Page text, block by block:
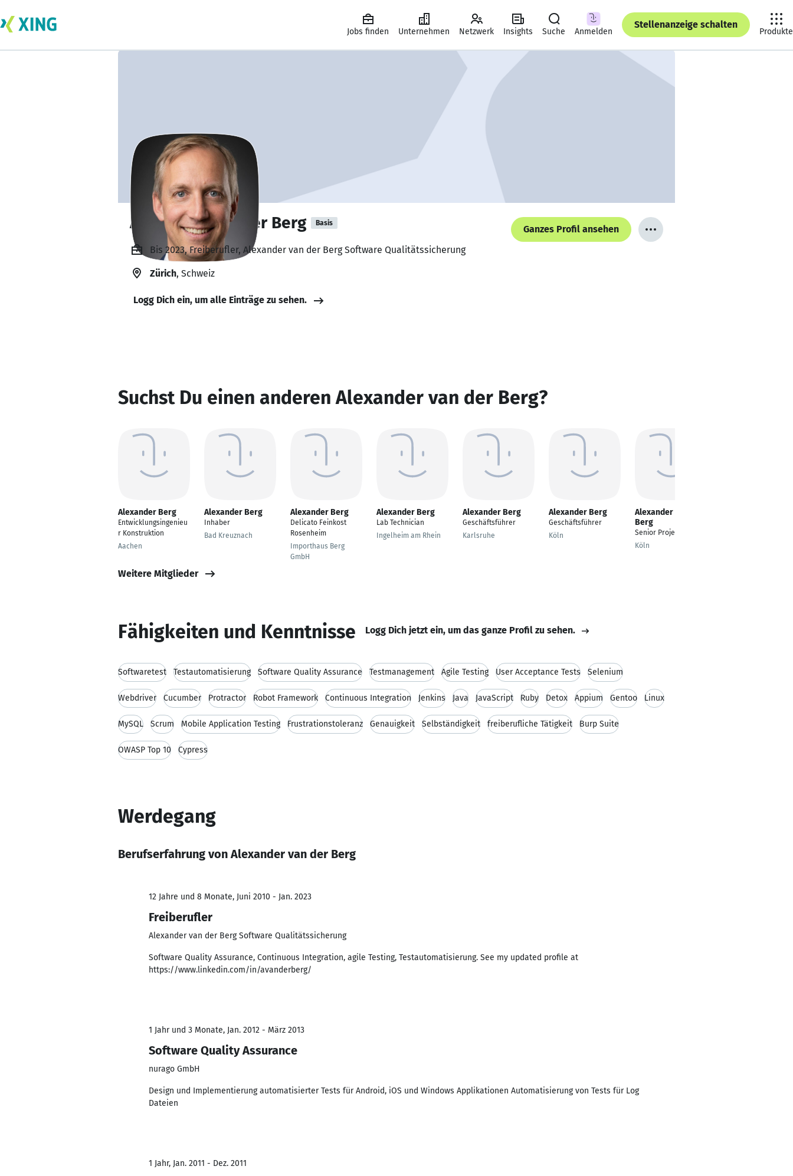
Jobs finden Unternehmen Netzwerk Insights Suche Anmelden
Stellenanzeige schalten
Produkte
Alexander van der Berg Basis
Ganzes Profil ansehen
Bis 2023, Freiberufler, Alexander van der Berg Software Qualitätssicherung
Zürich, Schweiz
Logg Dich ein, um alle Einträge zu sehen.
Suchst Du einen anderen Alexander van der Berg?
Alexander Berg
Entwicklungsingenieu
r Konstruktion
Aachen
Alexander Berg
Inhaber
Bad Kreuznach
Alexander Berg
Delicato Feinkost
Rosenheim
Importhaus Berg
GmbH
Alexander Berg
Lab Technician
Ingelheim am Rhein
Alexander Berg
Geschäftsführer
Karlsruhe
Alexander Berg
Geschäftsführer
Köln
Alexander vom
Berg
Senior Projektleiter
Köln
Weitere Mitglieder
Fähigkeiten und Kenntnisse Logg Dich jetzt ein, um das ganze Profil zu sehen.
Softwaretest Testautomatisierung Software Quality Assurance Testmanagement Agile Testing User Acceptance Tests Selenium
Webdriver Cucumber Protractor Robot Framework Continuous Integration Jenkins Java JavaScript Ruby Detox Appium Gentoo Linux
MySQL Scrum Mobile Application Testing Frustrationstoleranz Genauigkeit Selbständigkeit freiberufliche Tätigkeit Burp Suite
OWASP Top 10 Cypress
Werdegang
Berufserfahrung von Alexander van der Berg
12 Jahre und 8 Monate, Juni 2010 - Jan. 2023
Freiberufler
Alexander van der Berg Software Qualitätssicherung
Software Quality Assurance, Continuous Integration, agile Testing, Testautomatisierung. See my updated profile at
https://www.linkedin.com/in/avanderberg/
1 Jahr und 3 Monate, Jan. 2012 - März 2013
Software Quality Assurance
nurago GmbH
Design und Implementierung automatisierter Tests für Android, iOS und Windows Applikationen Automatisierung von Tests für Log
Dateien
1 Jahr, Jan. 2011 - Dez. 2011